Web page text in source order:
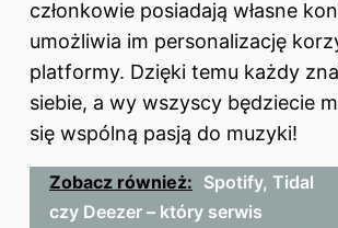
członkowie posiadają własne
umożliwia im personalizację
platformy. Dzięki temu każdy
siebie, a wy wszyscy będziecie
się wspólną pasją do muzyki!
Zobacz również: Spotify, Tidal
czy Deezer – który serwis